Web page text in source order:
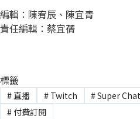
編輯：陳宥辰、陳宜青
責任編輯：蔡宜蒨
標籤
#直播 #Twitch #Super Chat
#付費訂閱